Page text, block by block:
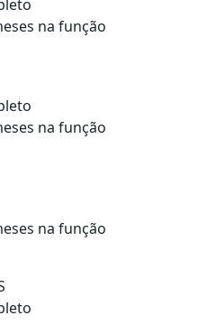
na função
na função
na função